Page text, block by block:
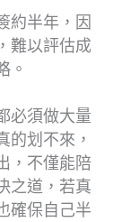
約半年，因
難以評估成
。
必須做大量
的划不來，
，不僅能陪
之道，若真
確保自己半